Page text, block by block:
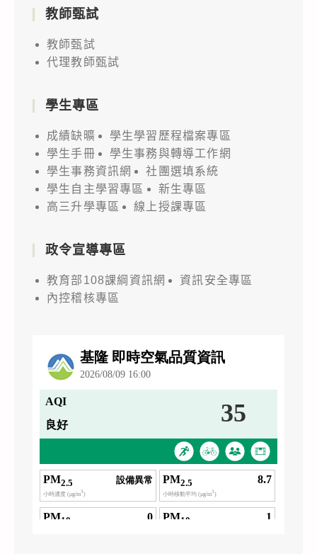
教師甄試
教師甄試
代理教師甄試
學生專區
成績缺曠
學生學習歷程檔案專區
學生手冊
學生事務與轉導工作網
學生事務資訊網
社團選填系統
學生自主學習專區
新生專區
高三升學專區
線上授課專區
政令宣導專區
教育部108課綱資訊網
資訊安全專區
內控稽核專區